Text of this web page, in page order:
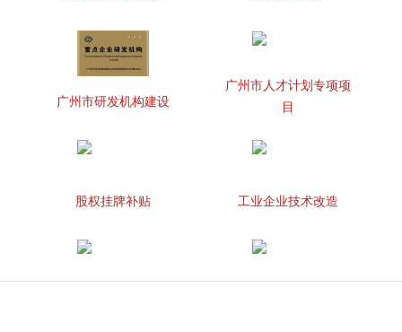
广州市研发机构建设
广州市人才计划专项项
目
股权挂牌补贴 工业企业技术改造